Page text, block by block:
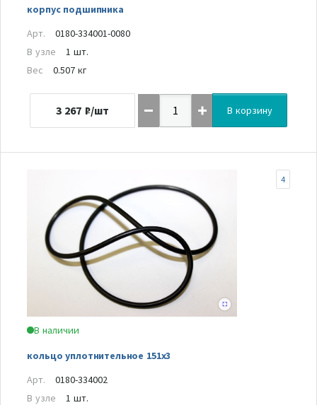
корпус подшипника
Арт.
0180-334001-0080
В узле
1 шт.
Вес
0.507 кг
3 267 ₽/шт В корзину
В наличии
кольцо уплотнительное 151х3
4
Арт.
0180-334002
В узле
1 шт.